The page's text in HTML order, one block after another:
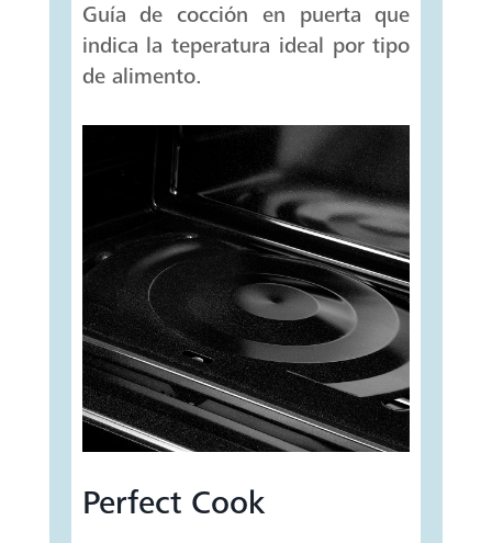
Guía de cocción en puerta que
indica la teperatura ideal por tipo
de alimento.
Perfect Cook